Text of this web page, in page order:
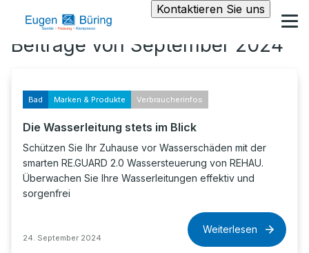
Kontaktieren Sie uns
Beiträge von September 2024
Bad Marken & Produkte Verbraucherinfos
Die Wasserleitung stets im Blick
Schützen Sie Ihr Zuhause vor Wasserschäden mit der
smarten RE.GUARD 2.0 Wassersteuerung von REHAU.
Überwachen Sie Ihre Wasserleitungen effektiv und
sorgenfrei
24. September 2024
Weiterlesen